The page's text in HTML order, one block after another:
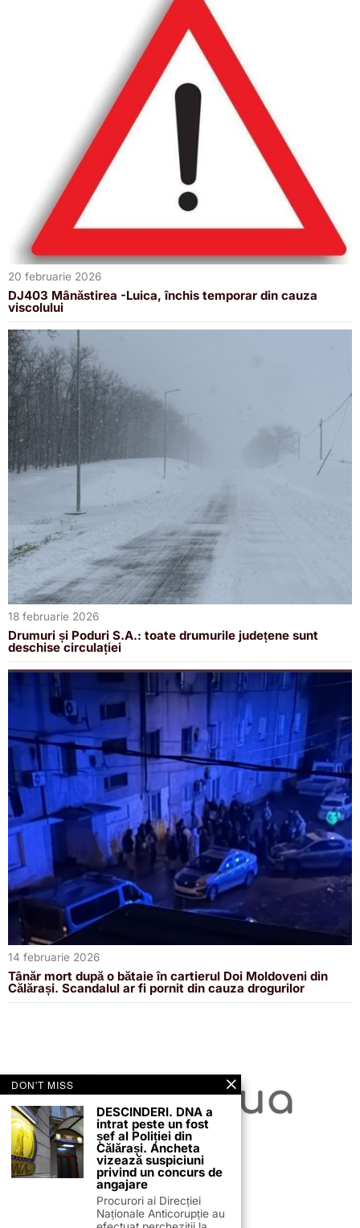
20 februarie 2026
DJ403 Mânăstirea -Luica, închis temporar din cauza
viscolului
18 februarie 2026
Drumuri și Poduri S.A.: toate drumurile județene sunt
deschise circulației
14 februarie 2026
Tânăr mort după o bătaie în cartierul Doi Moldoveni din
Călărași. Scandalul ar fi pornit din cauza drogurilor
13 februarie 2026
DON'T MISS
DESCINDERI. DNA a
intrat peste un fost
șef al Poliției din
Călărași. Ancheta
vizează suspiciuni
privind un concurs de
angajare
Procurori ai Direcției
Naționale Anticorupție au